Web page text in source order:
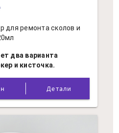
для ремонта сколов и
два варианта
и кисточка.
Детали